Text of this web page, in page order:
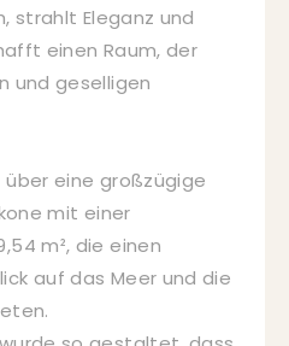
strahlt Eleganz und
einen Raum, der
und geselligen
eine großzügige
mit einer
m², die einen
auf das Meer und die